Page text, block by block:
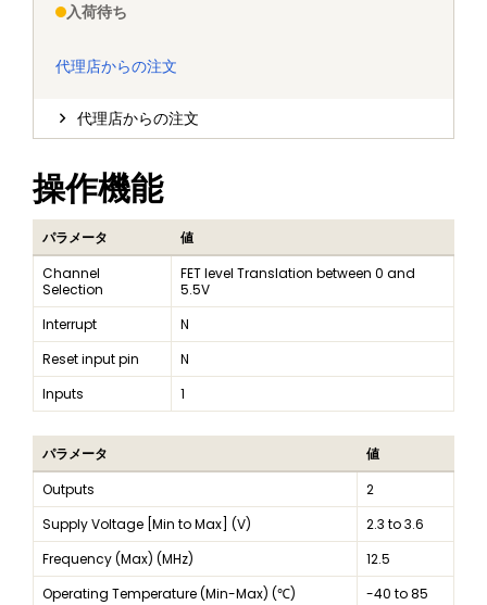
入荷待ち
代理店からの注文
代理店からの注文
操作機能
パラメータ
値
Channel
Selection
FET level Translation between 0 and
5.5V
Interrupt
N
Reset input pin
N
Inputs
1
パラメータ
値
Outputs
2
Supply Voltage [Min to Max] (V)
2.3 to 3.6
Frequency (Max) (MHz)
12.5
Operating Temperature (Min-Max) (℃)
-40 to 85